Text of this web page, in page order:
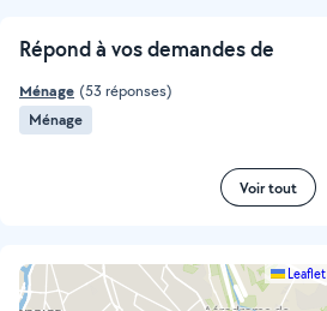
Répond à vos demandes de
Ménage (53 réponses)
Ménage
Voir tout
Leaflet